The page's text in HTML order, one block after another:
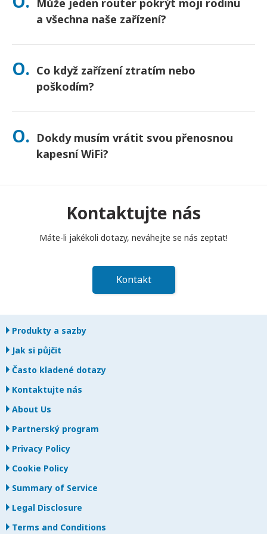
možnost pro vaši oblast.
a všechna naše zařízení?
Ano – připojte až 10 zařízení najednou (telefony, tablety,
používání přikládáme powerbanku zdarma.
O. Co když zařízení ztratím nebo
poškodím?
Při placení si můžete přidat Pojištění, které kryje ztrátu nebo
se něco stane, okamžitě nás kontaktujte – pomůžeme vám
zůstat ve spojení.
O. Dokdy musím vrátit svou přenosnou
kapesní WiFi?
pronájmu. Pokud se s vrácením opozdíte, bude vám účtován
Kontaktujte nás
Máte-li jakékoli dotazy, neváhejte se nás zeptat!
Kontakt
Produkty a sazby
Jak si půjčit
Často kladené dotazy
Kontaktujte nás
About Us
Partnerský program
Privacy Policy
Cookie Policy
Summary of Service
Legal Disclosure
Terms and Conditions